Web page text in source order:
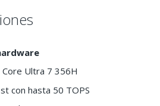
Ultra 7 356H
con hasta 50 TOPS